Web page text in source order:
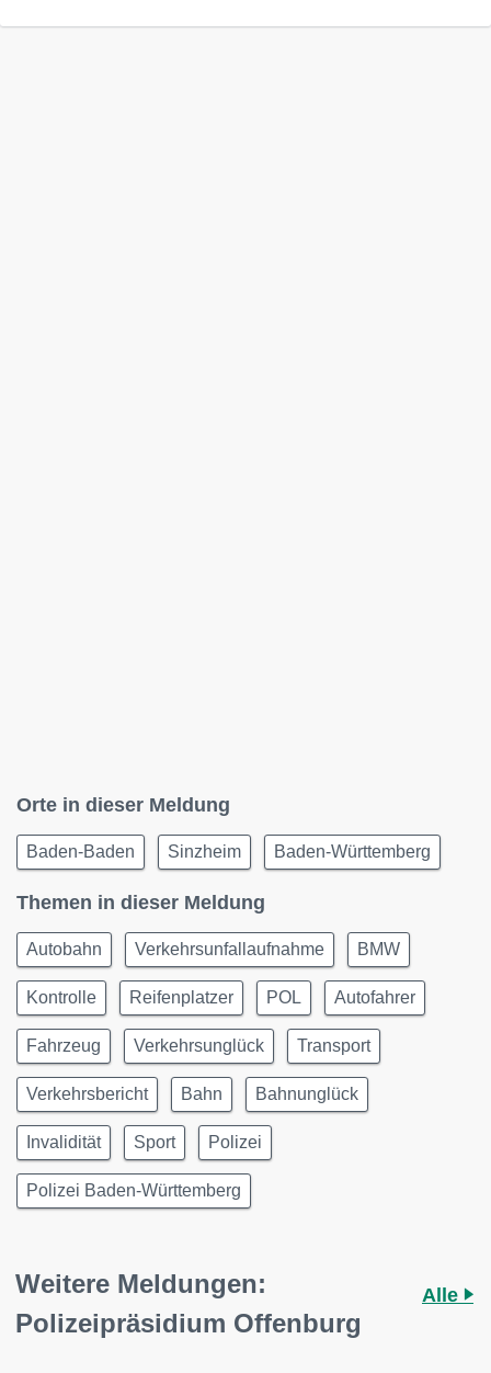
Orte in dieser Meldung
Baden-Baden Sinzheim Baden-Württemberg
Themen in dieser Meldung
Autobahn Verkehrsunfallaufnahme BMW
Kontrolle Reifenplatzer POL Autofahrer
Fahrzeug Verkehrsunglück Transport
Verkehrsbericht Bahn Bahnunglück
Invalidität Sport Polizei
Polizei Baden-Württemberg
Weitere Meldungen:
Polizeipräsidium Offenburg
Alle